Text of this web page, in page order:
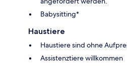
Babysitting*
Haustiere
Haustiere sind ohne
Assistenztiere willkommen